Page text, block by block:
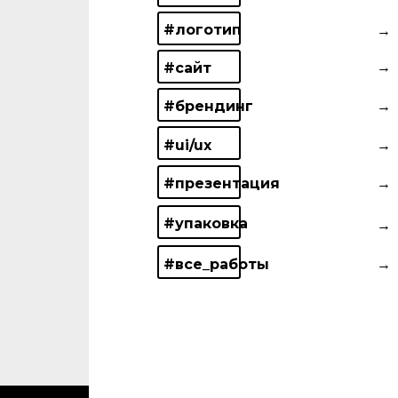
#логотип
#сайт
#брендинг
#ui/ux
#презентация
→
→
→
→
→
#все_работы
→
→
#упаковка